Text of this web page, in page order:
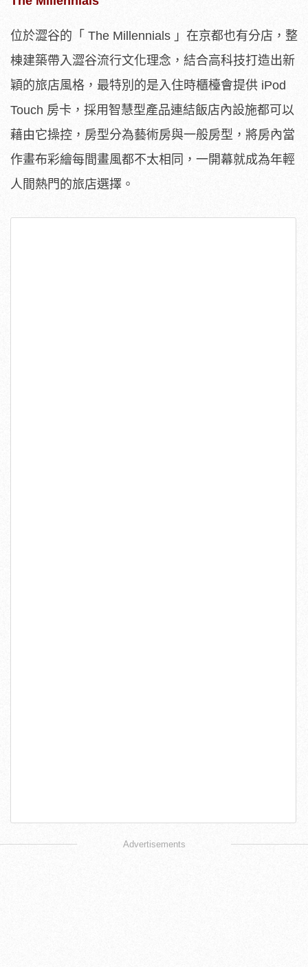
位於澀谷的「 The Millennials 」在京都也有分店，整
棟建築帶入澀谷流行文化理念，結合高科技打造出新
穎的旅店風格，最特別的是入住時櫃檯會提供 iPod
Touch 房卡，採用智慧型產品連結飯店內設施都可以
藉由它操控，房型分為藝術房與一般房型，將房內當
作畫布彩繪每間畫風都不太相同，一開幕就成為年輕
人間熱門的旅店選擇。
Advertisements